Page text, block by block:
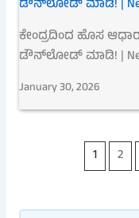
ಕೇಂದ್ರದಿಂದ ಹೊಸ
ಡೌನ್‌ಲೋಡ್ ಮಾಡಿ! | New
January 30, 2026
1 2